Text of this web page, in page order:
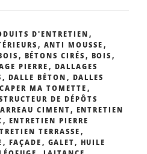
D'ENTRETIEN,
, ANTI MOUSSE ,
, BÉTONS CIRÉS , BOIS ,
PIERRE , DALLAGES
, DALLE BÉTON , DALLES
MA TOMETTE ,
DE DÉPÔTS
CIMENT, ENTRETIEN
, ENTRETIEN PIERRE
TERRASSE ,
, FAÇADE , GALET, HUILE